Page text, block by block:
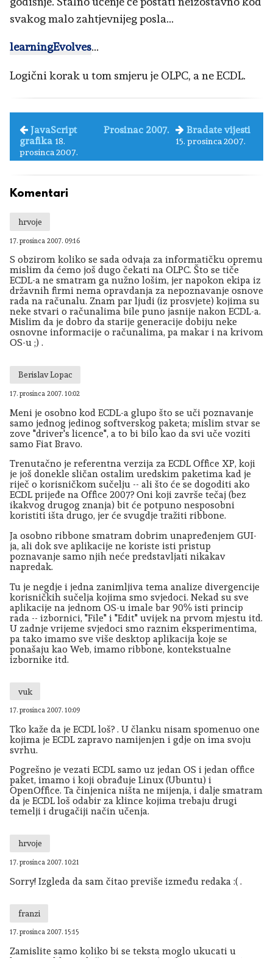
svakog malo zahtjevnijeg posla...
learningEvolves...
Logični korak u tom smjeru je OLPC, a ne ECDL.
JavaScript
grafika 18.
prosinca 2007.
Prosinac 2007. Bradate vijesti
15. prosinca 2007.
Komentari
hrvoje
17. prosinca 2007. 09:16
S obzirom koliko se sada odvaja za informatičku opremu
mislim da ćemo još dugo čekati na OLPC. Što se tiče
ECDL-a ne smatram ga nužno lošim, jer napokon ekipa iz
državnih firmi nema opravdanja za nepoznavanje osnove
rada na računalu. Znam par ljudi (iz prosvjete) kojima su
neke stvari o računalima bile puno jasnije nakon ECDL-a.
Mislim da je dobro da starije generacije dobiju neke
osnovne informacije o računalima, pa makar i na krivom
OS-u ;) .
Berislav Lopac
17. prosinca 2007. 10:02
Meni je osobno kod ECDL-a glupo što se uči poznavanje
samo jednog jedinog softverskog paketa; mislim stvar se
zove "driver's licence", a to bi bilo kao da svi uče voziti
samo Fiat Bravo.
Trenutačno je referentna verzija za ECDL Office XP, koji
je još donekle sličan ostalim uredskim paketima kad je
riječ o korisničkom sučelju -- ali što će se dogoditi ako
ECDL prijeđe na Office 2007? Oni koji završe tečaj (bez
ikakvog drugog znanja) bit će potpuno nesposobni
koristiti išta drugo, jer će svugdje tražiti ribbone.
Ja osobno ribbone smatram dobrim unapređenjem GUI-
ja, ali dok sve aplikacije ne koriste isti pristup
poznavanje samo njih neće predstavljati nikakav
napredak.
Tu je negdje i jedna zanimljiva tema analize divergencije
korisničkih sučelja kojima smo svjedoci. Nekad su sve
aplikacije na jednom OS-u imale bar 90% isti princip
rada -- izbornici, "File" i "Edit" uvijek na prvom mjestu itd.
U zadnje vrijeme svjedoci smo raznim eksperimentima,
pa tako imamo sve više desktop aplikacija koje se
ponašaju kao Web, imamo ribbone, kontekstualne
izbornike itd.
vuk
17. prosinca 2007. 10:09
Tko kaže da je ECDL loš? . U članku nisam spomenuo one
kojima je ECDL zapravo namijenjen i gdje on ima svoju
svrhu.
Pogrešno je vezati ECDL samo uz jedan OS i jedan office
paket, imamo i koji obrađuje Linux (Ubuntu) i
OpenOffice. Ta činjenica ništa ne mijenja, i dalje smatram
da je ECDL loš odabir za klince kojima trebaju drugi
temelji i drugačiji način učenja.
hrvoje
17. prosinca 2007. 10:21
Sorry! Izgleda da sam čitao previše između redaka :( .
franzi
17. prosinca 2007. 15:15
Zamislite samo koliko bi se teksta moglo ukucati u